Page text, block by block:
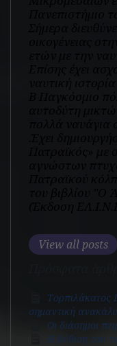
πολλά
View all posts
Τορπιλάκατος
σημαντική
Οι διάσημοι
Η βύθιση του